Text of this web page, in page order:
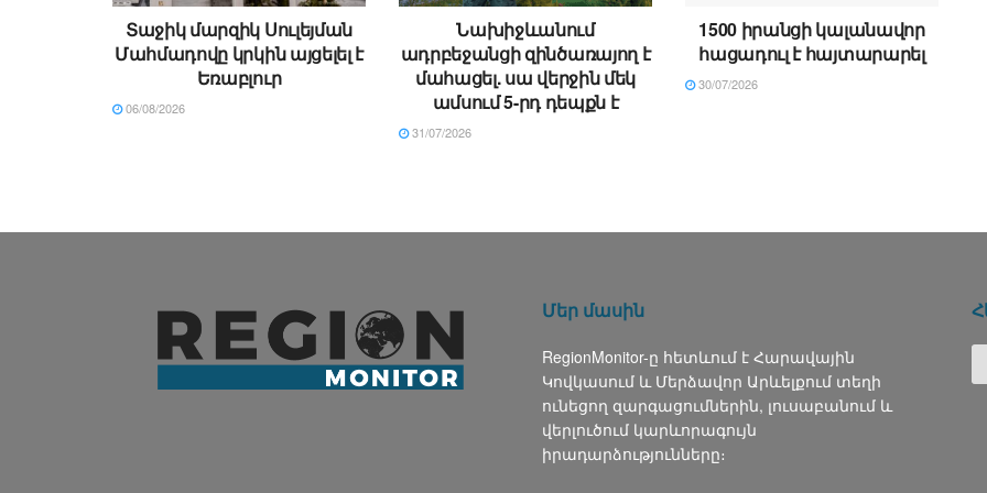
Տաջիկ մարզիկ Սուլեյման
Մահմադովը կրկին այցելել է
Եռաբլուր
06/08/2026
Նախիջևանում
ադրբեջանցի զինծառայող է
մահացել. սա վերջին մեկ
ամսում 5-րդ դեպքն է
31/07/2026
1500 իրանցի կալանավոր
հացադուլ է հայտարարել
30/07/2026
Մեր մասին
RegionMonitor-ը հետևում է Հարավային
Կովկասում և Մերձավոր Արևելքում տեղի
ունեցող զարգացումներին, լուսաբանում և
վերլուծում կարևորագույն
իրադարձությունները։